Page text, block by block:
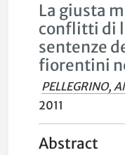
La giusta
conflitti di
sentenze
fiorentini
PELLEGRINO,
2011
Abstract